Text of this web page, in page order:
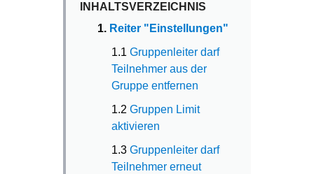
INHALTSVERZEICHNIS
1. Reiter "Einstellungen"
1.1 Gruppenleiter darf
Teilnehmer aus der
Gruppe entfernen
1.2 Gruppen Limit
aktivieren
1.3 Gruppenleiter darf
Teilnehmer erneut